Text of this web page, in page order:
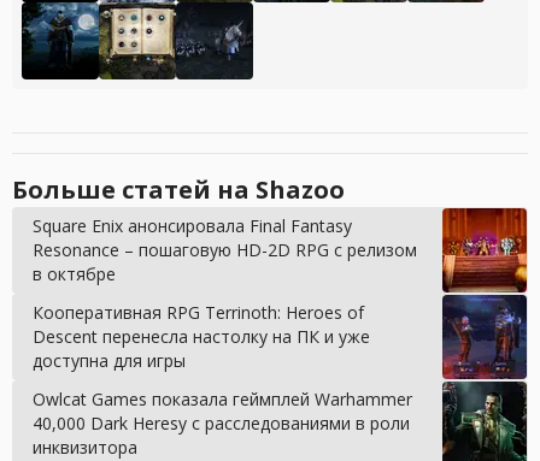
Больше статей на Shazoo
Square Enix анонсировала Final Fantasy
Resonance – пошаговую HD-2D RPG с релизом
в октябре
Кооперативная RPG Terrinoth: Heroes of
Descent перенесла настолку на ПК и уже
доступна для игры
Owlcat Games показала геймплей Warhammer
40,000 Dark Heresy с расследованиями в роли
инквизитора